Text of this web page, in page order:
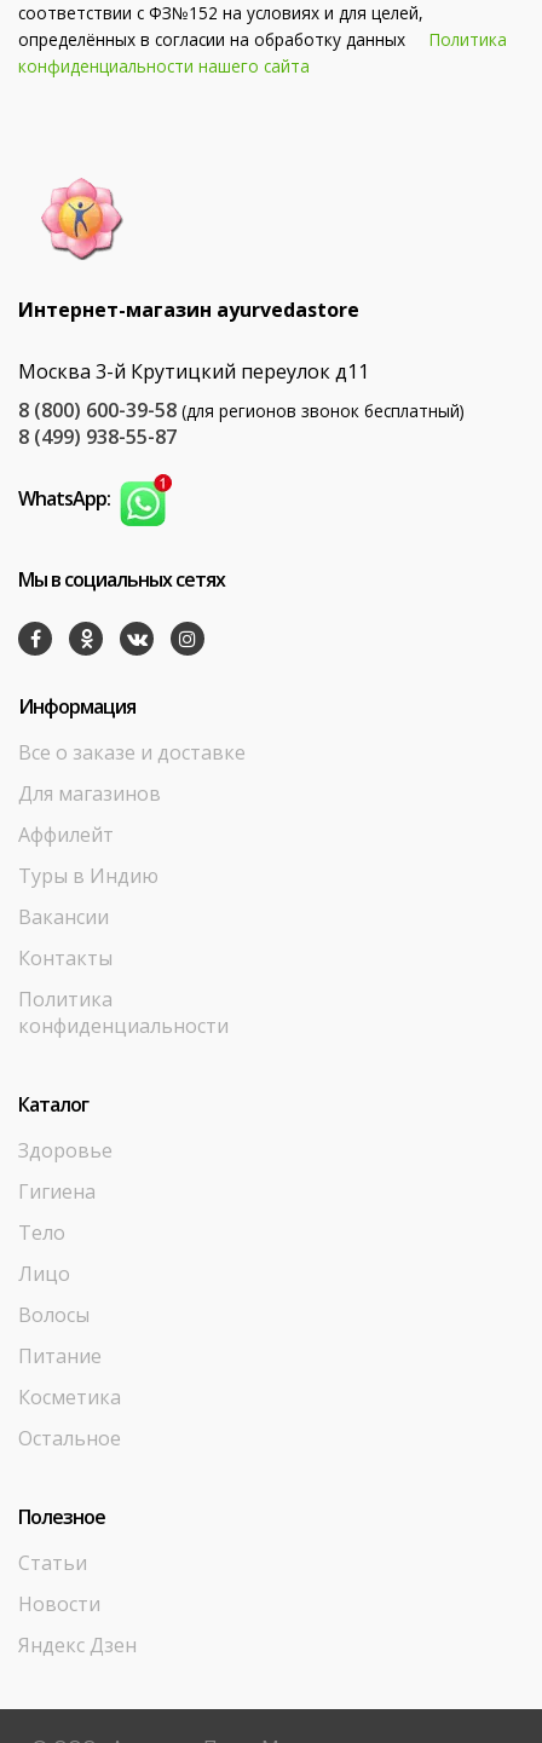
соответствии с ФЗ№152 на условиях и для целей,
определённых в согласии на обработку данных Политика
конфиденциальности нашего сайта
Интернет-магазин ayurvedastore
Москва 3-й Крутицкий переулок д11
8 (800) 600-39-58 (для регионов звонок бесплатный)
8 (499) 938-55-87
WhatsApp:
Мы в социальных сетях
Информация
Все о заказе и доставке
Для магазинов
Аффилейт
Туры в Индию
Вакансии
Контакты
Политика
конфиденциальности
Каталог
Здоровье
Гигиена
Тело
Лицо
Волосы
Питание
Косметика
Остальное
Полезное
Статьи
Новости
Яндекс Дзен